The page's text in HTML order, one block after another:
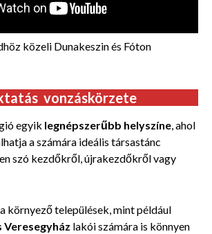
közeli Dunakeszin és Fóton
vonzáskörzete
egyik legnépszerűbb helyszíne, ahol
a számára ideális társastánc
szó kezdőkről, újrakezdőkről vagy
környező települések, mint például
Veresegyház lakói számára is könnyen